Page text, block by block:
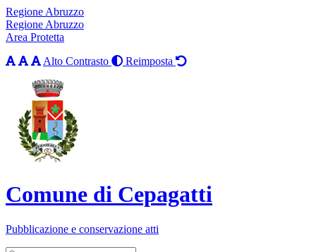
Regione Abruzzo
Regione Abruzzo
Area Protetta
Alto Contrasto
Reimposta
Comune di Cepagatti
Pubblicazione e conservazione atti